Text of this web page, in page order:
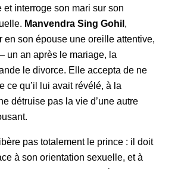
et interroge son mari sur son
Manvendra Sing Gohil ,
en son épouse une oreille attentive,
un an après le mariage, la
le divorce. Elle accepta de ne
ce qu’il lui avait révélé, à la
détruise pas la vie d’une autre
pas totalement le prince : il doit
à son orientation sexuelle, et à